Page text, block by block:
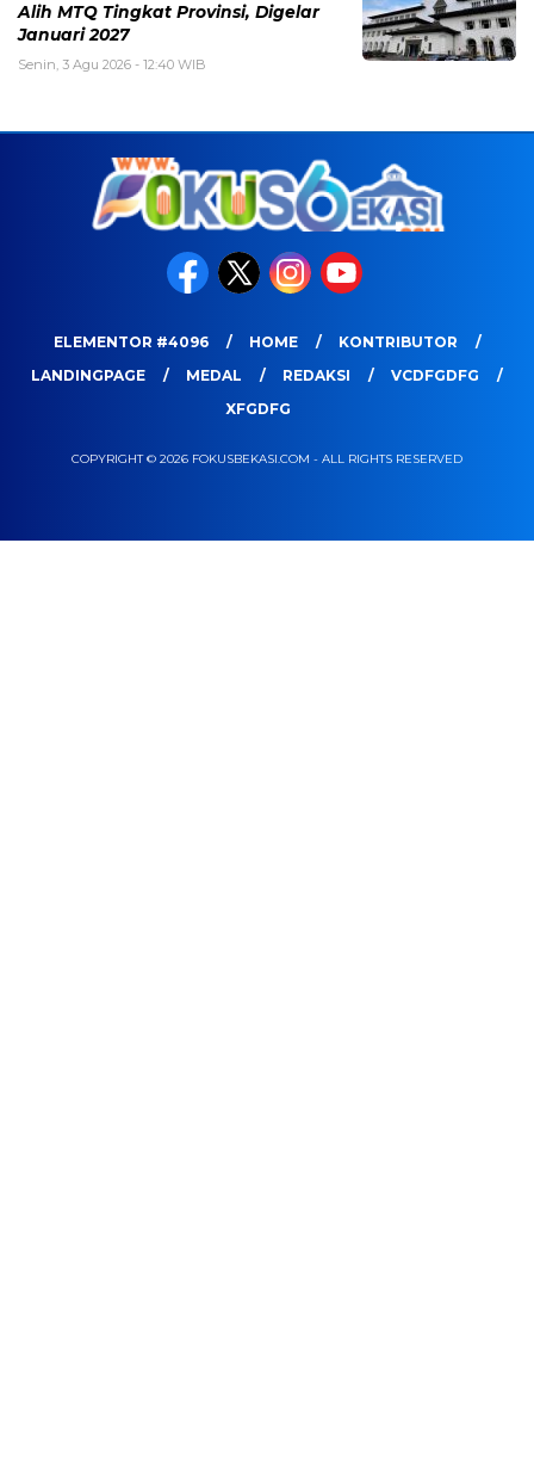
Alih MTQ Tingkat Provinsi, Digelar
Januari 2027
Senin, 3 Agu 2026 - 12:40 WIB
ELEMENTOR #4096 HOME
KONTRIBUTOR
LANDINGPAGE
MEDAL REDAKSI
VCDFGDFG
XFGDFG
COPYRIGHT © 2026 FOKUSBEKASI.COM - ALL RIGHTS RESERVED